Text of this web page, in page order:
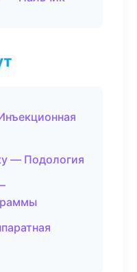
— Подология